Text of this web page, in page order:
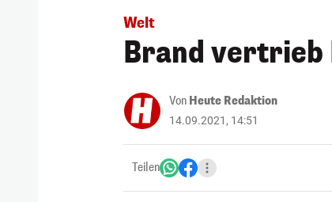
Welt
Brand
Von Heute Redaktion
14.09.2021, 14:51
Teilen